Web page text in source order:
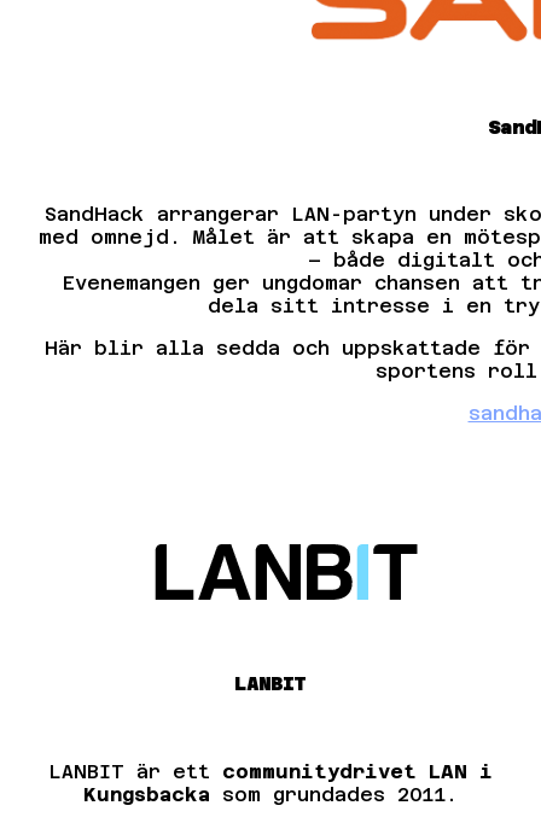
SandHack arrangerar LAN-partyn under
med omnejd. Målet är att skapa en
– både digitalt
Evenemangen ger ungdomar chansen
dela sitt intresse i en
Här blir alla sedda och uppskattade
sportens
LANBIT
LANBIT är ett communitydrivet LAN i
Kungsbacka som grundades 2011.